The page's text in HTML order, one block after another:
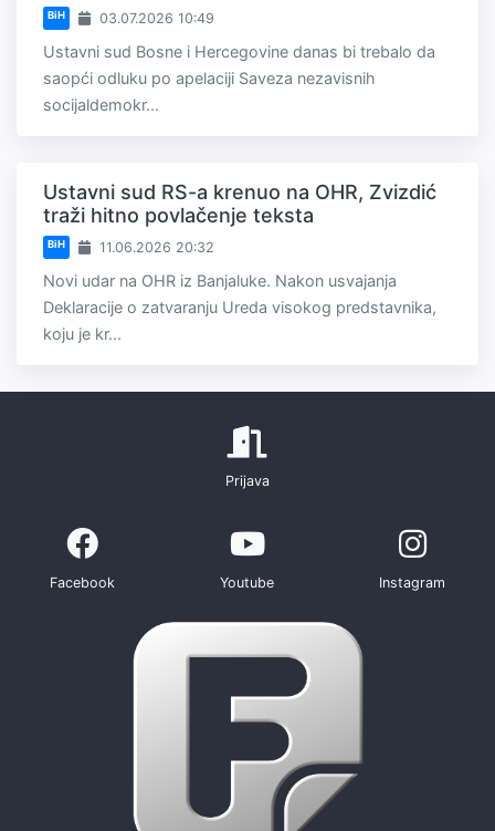
BiH 03.07.2026 10:49
Ustavni sud Bosne i Hercegovine danas bi trebalo da
saopći odluku po apelaciji Saveza nezavisnih
socijaldemokr...
Ustavni sud RS-a krenuo na OHR, Zvizdić
traži hitno povlačenje teksta
BiH 11.06.2026 20:32
Novi udar na OHR iz Banjaluke. Nakon usvajanja
Deklaracije o zatvaranju Ureda visokog predstavnika,
koju je kr...
Prijava
Facebook Youtube Instagram